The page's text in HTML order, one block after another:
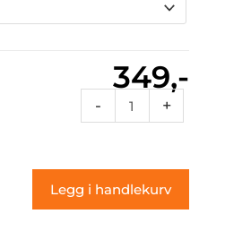
349,-
-
142
antall
+
Legg i handlekurv